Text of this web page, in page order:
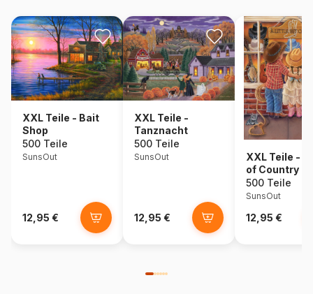
XXL Teile - Bait
Shop
500 Teile
SunsOut
12,95 €
XXL Teile -
Tanznacht
500 Teile
SunsOut
12,95 €
XXL Teile - A
of Country
500 Teile
SunsOut
12,95 €